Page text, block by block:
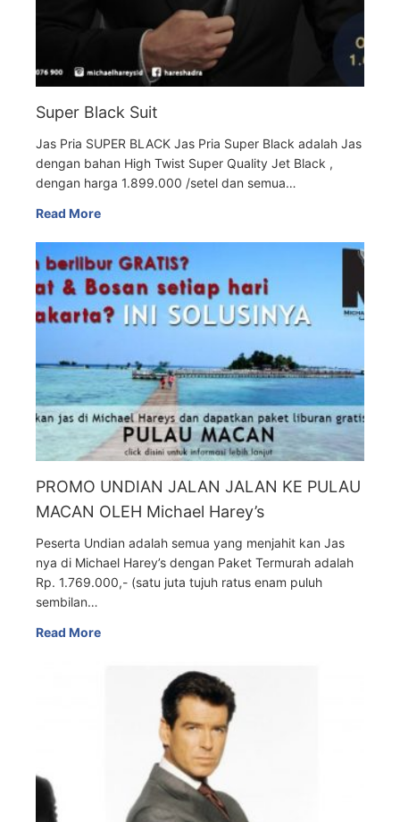
Super Black Suit
Jas Pria SUPER BLACK Jas Pria Super Black adalah Jas
dengan bahan High Twist Super Quality Jet Black ,
dengan harga 1.899.000 /setel dan semua…
Read More
PROMO UNDIAN JALAN JALAN KE PULAU
MACAN OLEH Michael Harey’s
Peserta Undian adalah semua yang menjahit kan Jas
nya di Michael Harey’s dengan Paket Termurah adalah
Rp. 1.769.000,- (satu juta tujuh ratus enam puluh
sembilan…
Read More